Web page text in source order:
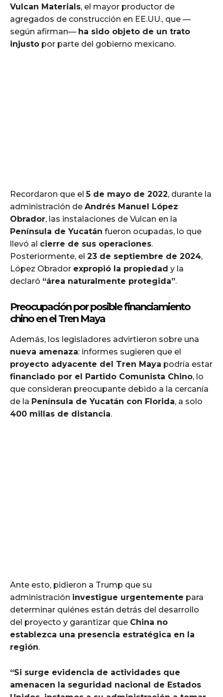
Vulcan Materials, el mayor productor de
agregados de construcción en EE.UU., que —
según afirman— ha sido objeto de un trato
injusto por parte del gobierno mexicano.
Recordaron que el5 de mayo de 2022, durante la
administración de Andrés Manuel López
Obrador, las instalaciones de Vulcan en la
Península de Yucatán fueron ocupadas, lo que
llevó al cierre de sus operaciones.
Posteriormente, el 23 de septiembre de 2024,
López Obrador expropió la propiedad y la
declaró “área naturalmente protegida”.
Preocupación por posible financiamiento
chino en el Tren Maya
Además, los legisladores advirtieron sobre una
nueva amenaza: informes sugieren que el
proyecto adyacente del Tren Maya podría estar
financiado por el Partido Comunista Chino, lo
que consideran preocupante debido a la cercanía
de la Península de Yucatán con Florida, a solo
400 millas de distancia.
Ante esto, pidieron a Trump que su
administración investigue urgentemente para
determinar quiénes están detrás del desarrollo
del proyecto y garantizar que China no
establezca una presencia estratégica en la
región.
“Si surge evidencia de actividades que
amenacen la seguridad nacional de Estados